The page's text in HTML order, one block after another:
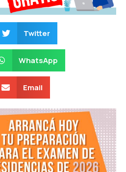
Twitter
WhatsApp
Email